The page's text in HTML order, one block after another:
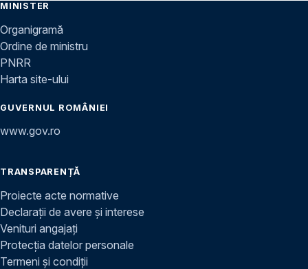
MINISTER
Organigramă
Ordine de ministru
PNRR
Harta site-ului
GUVERNUL ROMÂNIEI
www.gov.ro
TRANSPARENȚĂ
Proiecte acte normative
Declarații de avere și interese
Venituri angajați
Protecția datelor personale
Termeni și condiții